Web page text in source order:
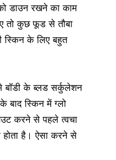
डाउन रखने का काम
तो कुछ फूड से तौबा
स्किन के लिए बहुत
बॉडी के ब्लड सर्कुलेशन
बाद स्किन में ग्लो
करने से पहले त्वचा
है। ऐसा करने से